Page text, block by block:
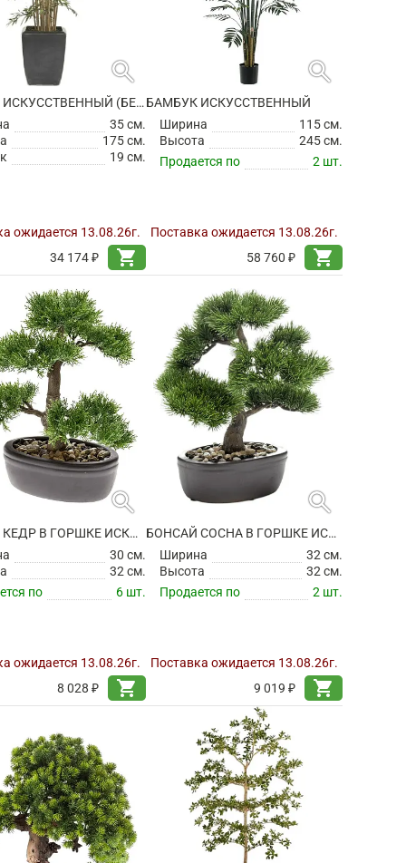
search
БАМБУК ИСКУССТВЕННЫЙ (БЕЗ ГОРШКА)
35 см.
175 см.
19 см.
ожидается 13.08.26г.
34 174 ₽
shopping_cart
search
БАМБУК ИСКУССТВЕННЫЙ
Ширина
115 см.
Высота
245 см.
Продается по
2 шт.
Поставка ожидается 13.08.26г.
58 760 ₽
shopping_cart
search
БОНСАЙ КЕДР В ГОРШКЕ ИСКУССТВЕННЫЙ
30 см.
32 см.
по
6 шт.
ожидается 13.08.26г.
8 028 ₽
shopping_cart
search
БОНСАЙ СОСНА В ГОРШКЕ ИСКУССТВЕННЫЙ
Ширина
32 см.
Высота
32 см.
Продается по
2 шт.
Поставка ожидается 13.08.26г.
9 019 ₽
shopping_cart